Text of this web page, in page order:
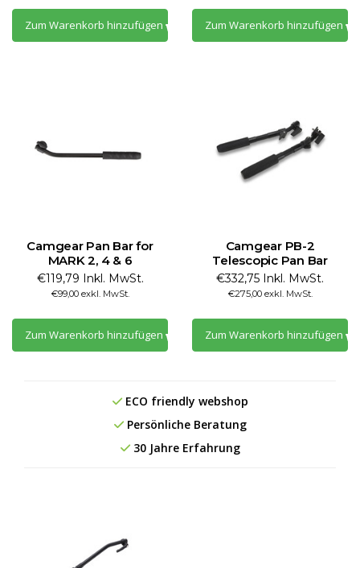
Zum Warenkorb hinzufügen Zum Warenkorb hinzufügen
Camgear Pan Bar for
MARK 2, 4 & 6
€119,79 Inkl. MwSt.
€99,00 exkl. MwSt.
Zum Warenkorb hinzufügen
Camgear PB-2
Telescopic Pan Bar
€332,75 Inkl. MwSt.
€275,00 exkl. MwSt.
Zum Warenkorb hinzufügen
ECO friendly webshop
Persönliche Beratung
30 Jahre Erfahrung